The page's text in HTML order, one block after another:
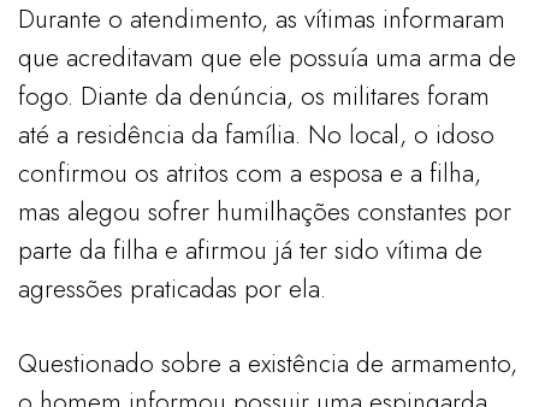
Durante o atendimento, as vítimas informaram
que acreditavam que ele possuía uma arma de
fogo. Diante da denúncia, os militares foram
até a residência da família. No local, o idoso
confirmou os atritos com a esposa e a filha,
mas alegou sofrer humilhações constantes por
parte da filha e afirmou já ter sido vítima de
agressões praticadas por ela.
Questionado sobre a existência de armamento,